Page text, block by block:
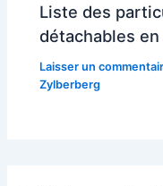
Liste des
détachables
Laisser un
Zylberberg